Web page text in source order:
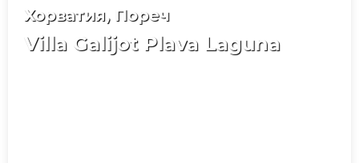
Хорватия, Пореч
Villa Galijot Plava Laguna